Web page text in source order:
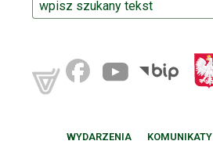
WYDARZENIA KOMUNIKATY